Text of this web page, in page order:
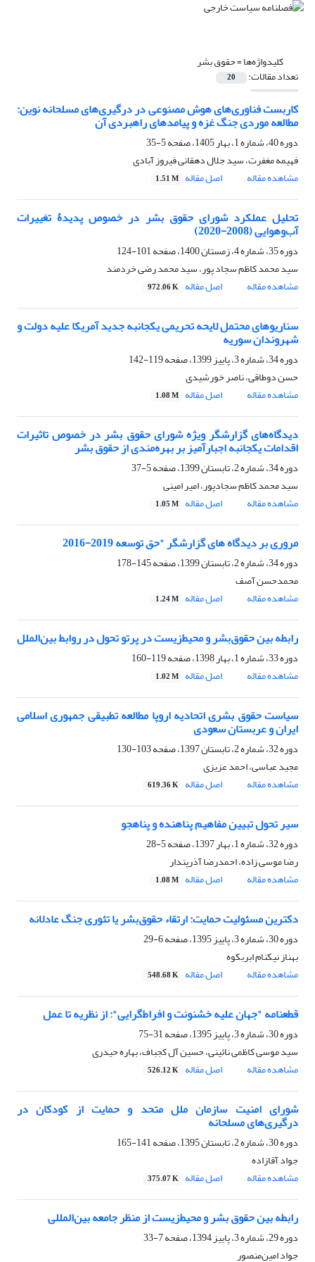
کلیدواژه‌ها =حقوق بشر
تعداد مقالات: 20
کاربست فناوری‌های هوش مصنوعی در درگیری‌های مسلحانه نوین:
مطالعه موردی جنگ غزه و پیامدهای راهبردی آن
دوره 40، شماره 1، بهار 1405، صفحه
5-35
فهیمه مغفرت، سید جلال دهقانی فیروز آبادی
مشاهده مقاله
اصل مقاله 1.51 M
تحلیل عملکرد شورای حقوق بشر در خصوص پدیدۀ تغییرات
آب‌وهوایی (2008-2020)
دوره 35، شماره 4، زمستان 1400، صفحه
101-124
سید محمد کاظم سجاد پور، سید محمد رضی خردمند
مشاهده مقاله
اصل مقاله 972.06 K
سناریوهای محتمل لایحه تحریمی یکجانبه جدید آمریکا علیه دولت و
شهروندان سوریه
دوره 34، شماره 3، پاییز 1399، صفحه
119-142
حسن دوطاقی، ناصر خورشیدی
مشاهده مقاله
اصل مقاله 1.08 M
دیدگاه‌های گزارشگر ویژه شورای حقوق بشر در خصوص تاثیرات
اقدامات یکجانبه اجبارآمیز بر بهره‌مندی از حقوق بشر
دوره 34، شماره 2، تابستان 1399، صفحه
5-37
سید محمد کاظم سجادپور، امیر امینی
مشاهده مقاله
اصل مقاله 1.05 M
مروری بر دیدگاه های گزارشگر "حق توسعه 2019-2016
دوره 34، شماره 2، تابستان 1399، صفحه
145-178
محمدحسن آصف
مشاهده مقاله
اصل مقاله 1.24 M
رابطه بین حقوق‌بشر و محیط‌زیست در پرتو تحول در روابط بین‌الملل
دوره 33، شماره 1، بهار 1398، صفحه
119-160
مشاهده مقاله
اصل مقاله 1.02 M
سیاست حقوق بشری اتحادیه اروپا مطالعه تطبیقی جمهوری اسلامی
ایران و عربستان سعودی
دوره 32، شماره 2، تابستان 1397، صفحه
103-130
مجید عباسی، احمد عزیزی
مشاهده مقاله
اصل مقاله 619.36 K
سیر تحول تبیین مفاهیم پناهنده و پناهجو
دوره 32، شماره 1، بهار 1397، صفحه
5-28
رضا موسی زاده، احمدرضا آذرپندار
مشاهده مقاله
اصل مقاله 1.08 M
دکترین مسئولیت حمایت: ارتقاء حقوق‌بشر یا تئوری جنگ عادلانه
دوره 30، شماره 3، پاییز 1395، صفحه
6-29
بهناز نیکنام ابربکوه
مشاهده مقاله
اصل مقاله 548.68 K
قطعنامه "جهان علیه خشنونت و افراط‌‌گرایی": از نظریه تا عمل
دوره 30، شماره 3، پاییز 1395، صفحه
31-75
سید موسی کاظمی نائینی، حسین آل کجباف، بهاره حیدری
مشاهده مقاله
اصل مقاله 526.12 K
شورای امنیت سازمان ملل متحد و حمایت از کودکان در
درگیری‌های مسلحانه
دوره 30، شماره 2، تابستان 1395، صفحه
141-165
جواد آقازاده
مشاهده مقاله
اصل مقاله 375.07 K
رابطه بین حقوق بشر و محیط‌زیست از منظر جامعه بین‌المللی
دوره 29، شماره 3، پاییز 1394، صفحه
7-33
جواد امین‌منصور